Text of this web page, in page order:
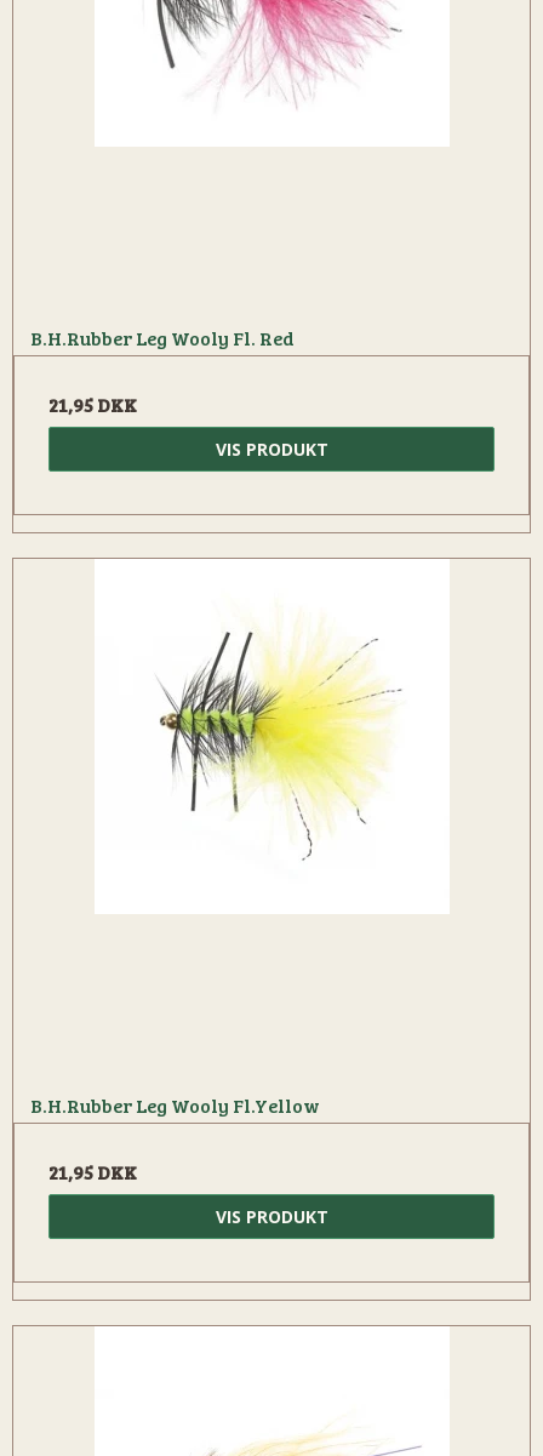
B.H.Rubber Leg Wooly Fl. Red
21,95 DKK
VIS PRODUKT
B.H.Rubber Leg Wooly Fl.Yellow
21,95 DKK
VIS PRODUKT